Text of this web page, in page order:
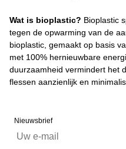
Wat is bioplastic? Bioplastic
tegen de opwarming van de
bioplastic, gemaakt op basis
met 100% hernieuwbare
duurzaamheid vermindert het
flessen aanzienlijk en
Nieuwsbrief